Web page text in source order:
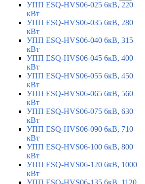
УПП ESQ-HVS06-025 6кВ, 220
кВт
УПП ESQ-HVS06-035 6кВ, 280
кВт
УПП ESQ-HVS06-040 6кВ, 315
кВт
УПП ESQ-HVS06-045 6кВ, 400
кВт
УПП ESQ-HVS06-055 6кВ, 450
кВт
УПП ESQ-HVS06-065 6кВ, 560
кВт
УПП ESQ-HVS06-075 6кВ, 630
кВт
УПП ESQ-HVS06-090 6кВ, 710
кВт
УПП ESQ-HVS06-100 6кВ, 800
кВт
УПП ESQ-HVS06-120 6кВ, 1000
кВт